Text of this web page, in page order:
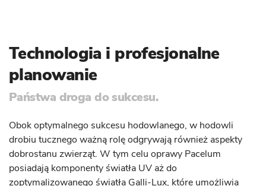
Technologia i profesjonalne
planowanie
Państwa droga do sukcesu.
Obok optymalnego sukcesu hodowlanego, w hodowli
drobiu tucznego ważną rolę odgrywają również aspekty
dobrostanu zwierząt. W tym celu oprawy Pacelum
posiadają komponenty światła UV aż do
zoptymalizowanego światła Galli-Lux, które umożliwia